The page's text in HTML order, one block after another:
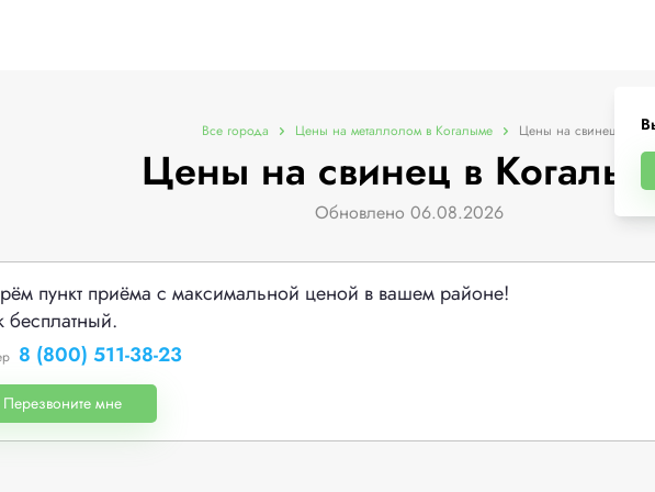
Все города Цены на металлолом в Когалыме Цены на свинец
Цены на свинец в
Обновлено 06.08.2026
пункт приёма с максимальной ценой в вашем районе!
бесплатный.
8 (800) 511-38-23
Перезвоните мне